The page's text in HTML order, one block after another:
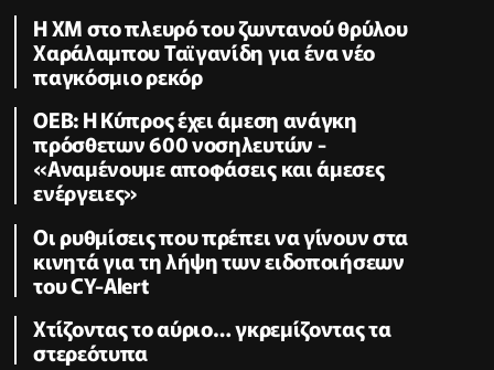
Η XM στο πλευρό του ζωντανού θρύλου
Χαράλαμπου Ταϊγανίδη για ένα νέο
παγκόσμιο ρεκόρ
ΟΕΒ: Η Κύπρος έχει άμεση ανάγκη
πρόσθετων 600 νοσηλευτών -
«Αναμένουμε αποφάσεις και άμεσες
ενέργειες»
Οι ρυθμίσεις που πρέπει να γίνουν στα
κινητά για τη λήψη των ειδοποιήσεων
του CY-Alert
Χτίζοντας το αύριο… γκρεμίζοντας τα
στερεότυπα